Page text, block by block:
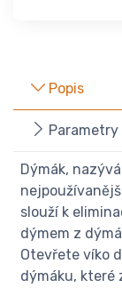
Popis
Parametry
Dýmák,
slouží k
dýmem z
Otevřete víko
dýmáku, které